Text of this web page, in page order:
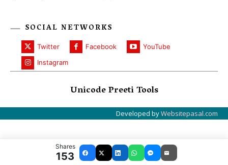
SOCIAL NETWORKS
Twitter Facebook
YouTube
Instagram
Unicode Preeti Tools
Developed byWebsitepasal.com
Shares
153 Facebook
X LinkedInWhatsAppMessenger
Email